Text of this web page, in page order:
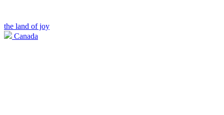
the land of joy
Canada